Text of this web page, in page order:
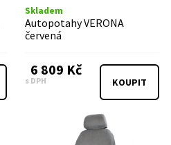
Skladem
Autopotahy VERONA
červená
6 809 Kč
s DPH KOUPIT